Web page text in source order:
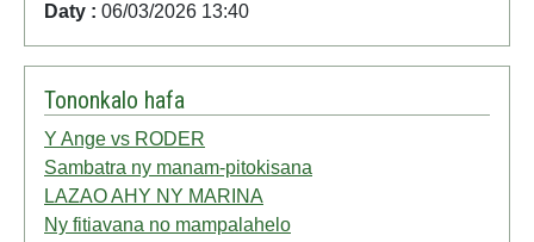
Daty : 06/03/2026 13:40
Tononkalo hafa
Y Ange vs RODER
Sambatra ny manam-pitokisana
LAZAO AHY NY MARINA
Ny fitiavana no mampalahelo